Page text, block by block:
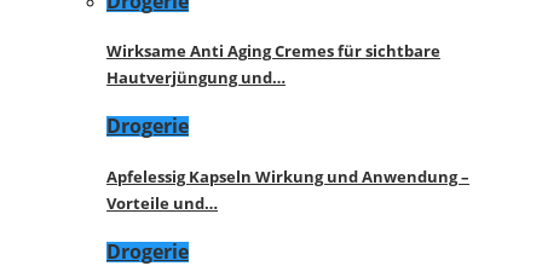
Wirksame Anti Aging Cremes für sichtbare
Hautverjüngung und…
Drogerie
Apfelessig Kapseln Wirkung und Anwendung –
Vorteile und…
Drogerie